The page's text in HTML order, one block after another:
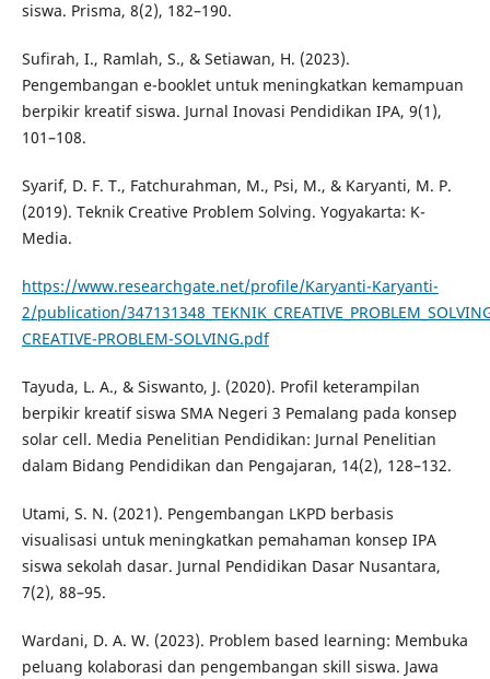
siswa. Prisma, 8(2), 182–190.
Sufirah, I., Ramlah, S., & Setiawan, H. (2023).
Pengembangan e-booklet untuk meningkatkan kemampuan
berpikir kreatif siswa. Jurnal Inovasi Pendidikan IPA, 9(1),
101–108.
Syarif, D. F. T., Fatchurahman, M., Psi, M., & Karyanti, M. P.
(2019). Teknik Creative Problem Solving. Yogyakarta: K-
Media.
https://www.researchgate.net/profile/Karyanti-Karyanti-
2/publication/
CREATIVE-PROBLEM-SOLVING.pdf
Tayuda, L. A., & Siswanto, J. (2020). Profil keterampilan
berpikir kreatif siswa SMA Negeri 3 Pemalang pada konsep
solar cell. Media Penelitian Pendidikan: Jurnal Penelitian
dalam Bidang Pendidikan dan Pengajaran, 14(2), 128–132.
Utami, S. N. (2021). Pengembangan LKPD berbasis
visualisasi untuk meningkatkan pemahaman konsep IPA
siswa sekolah dasar. Jurnal Pendidikan Dasar Nusantara,
7(2), 88–95.
Wardani, D. A. W. (2023). Problem based learning: Membuka
peluang kolaborasi dan pengembangan skill siswa. Jawa